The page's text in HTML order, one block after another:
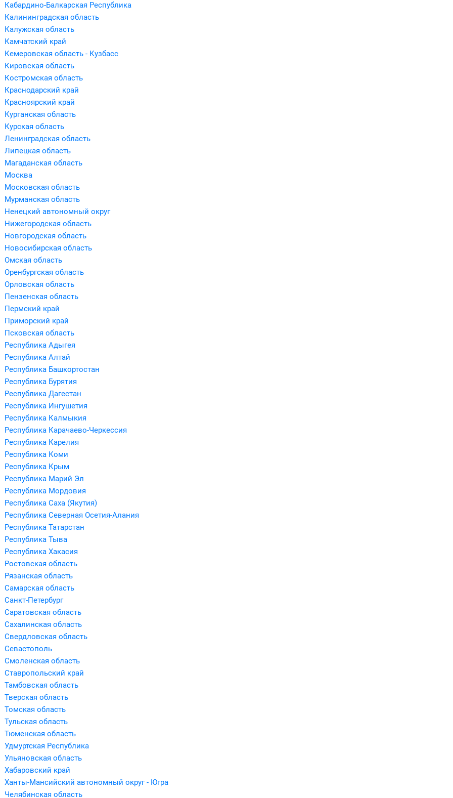
Кабардино-Балкарская Республика
Калининградская область
Калужская область
Камчатский край
Кемеровская область - Кузбасс
Кировская область
Костромская область
Краснодарский край
Красноярский край
Курганская область
Курская область
Ленинградская область
Липецкая область
Магаданская область
Москва
Московская область
Мурманская область
Ненецкий автономный округ
Нижегородская область
Новгородская область
Новосибирская область
Омская область
Оренбургская область
Орловская область
Пензенская область
Пермский край
Приморский край
Псковская область
Республика Адыгея
Республика Алтай
Республика Башкортостан
Республика Бурятия
Республика Дагестан
Республика Ингушетия
Республика Калмыкия
Республика Карачаево-Черкессия
Республика Карелия
Республика Коми
Республика Крым
Республика Марий Эл
Республика Мордовия
Республика Саха (Якутия)
Республика Северная Осетия-Алания
Республика Татарстан
Республика Тыва
Республика Хакасия
Ростовская область
Рязанская область
Самарская область
Санкт-Петербург
Саратовская область
Сахалинская область
Свердловская область
Севастополь
Смоленская область
Ставропольский край
Тамбовская область
Тверская область
Томская область
Тульская область
Тюменская область
Удмуртская Республика
Ульяновская область
Хабаровский край
Ханты-Мансийский автономный округ - Югра
Челябинская область